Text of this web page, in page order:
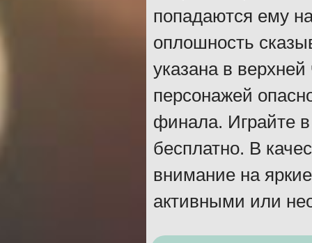
попадаются ему
оплошность
указана в
персонажей
финала. Играйте
бесплатно. В
внимание на
активными или